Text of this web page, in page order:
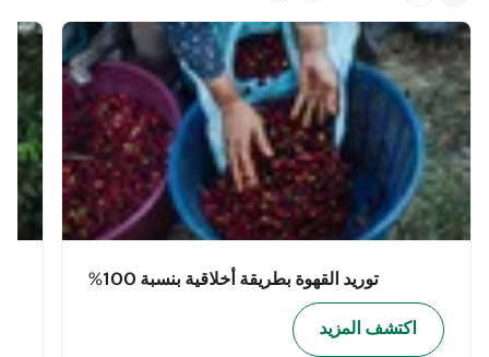
توريد القهوة بطريقة أخلاقية بنسبة 100%
اكتشف المزيد